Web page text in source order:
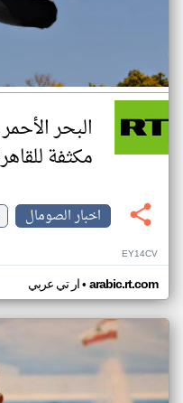
البحر
مكثفة
اخبار الصومال
EY14CV
ار تي عربي• arabic.rt.com